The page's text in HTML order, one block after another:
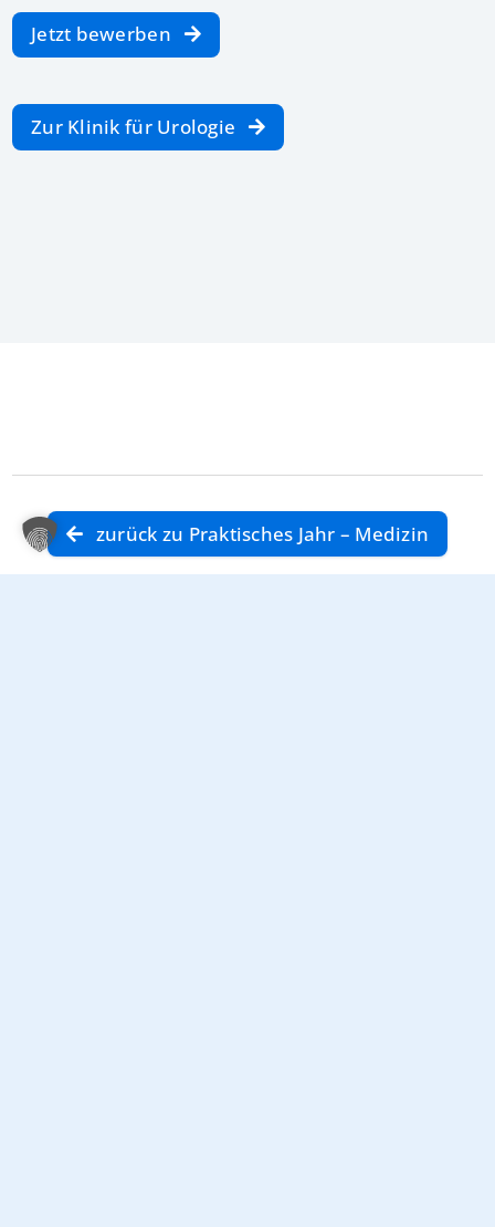
Jetzt bewerben
Zur Klinik für Urologie
zurück zu Praktisches Jahr – Medizin